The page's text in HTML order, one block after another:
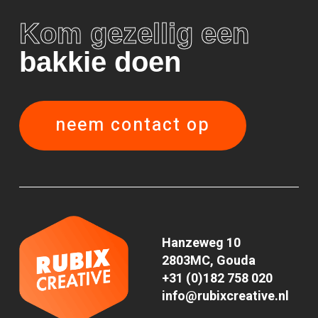
Kom gezellig een
bakkie doen
neem contact op
Hanzeweg 10
2803MC, Gouda
+31 (0)182 758 020
info@rubixcreative.nl